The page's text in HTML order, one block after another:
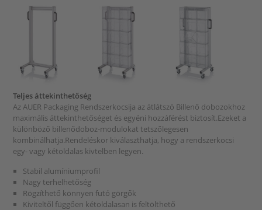
Teljes áttekinthetőség
Az AUER Packaging Rendszerkocsija az átlátszó Billenő dobozokhoz
maximális áttekinthetőséget és egyéni hozzáférést biztosít.Ezeket a
különböző billenődoboz-modulokat tetszőlegesen
kombinálhatja.Rendeléskor kiválaszthatja, hogy a rendszerkocsi
egy- vagy kétoldalas kivtelben legyen.
Stabil alumíniumprofil
Nagy terhelhetőség
Rögzíthető könnyen futó görgők
Kiviteltől függően kétoldalasan is feltölthető